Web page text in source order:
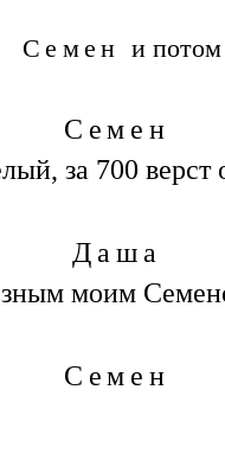
Семени потом
Семен
за 700
Даша
моим
Семен